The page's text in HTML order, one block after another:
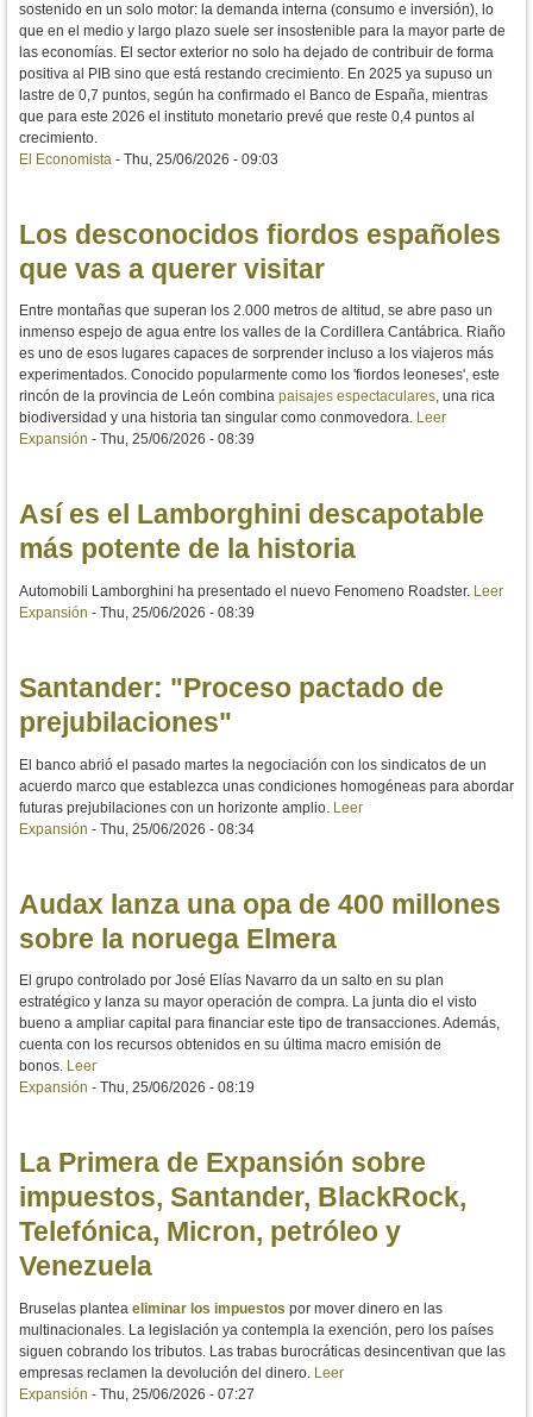
sostenido en un solo motor: la demanda interna (consumo e inversión), lo
que en el medio y largo plazo suele ser insostenible para la mayor parte de
las economías. El sector exterior no solo ha dejado de contribuir de forma
positiva al PIB sino que está restando crecimiento. En 2025 ya supuso un
lastre de 0,7 puntos, según ha confirmado el Banco de España, mientras
que para este 2026 el instituto monetario prevé que reste 0,4 puntos al
crecimiento.
El Economista - Thu, 25/06/2026 - 09:03
Los desconocidos fiordos españoles
que vas a querer visitar
Entre montañas que superan los 2.000 metros de altitud, se abre paso un
inmenso espejo de agua entre los valles de la Cordillera Cantábrica. Riaño
es uno de esos lugares capaces de sorprender incluso a los viajeros más
experimentados. Conocido popularmente como los 'fiordos leoneses', este
rincón de la provincia de León combina paisajes espectaculares, una rica
biodiversidad y una historia tan singular como conmovedora. Leer
Expansión - Thu, 25/06/2026 - 08:39
Así es el Lamborghini descapotable
más potente de la historia
Automobili Lamborghini ha presentado el nuevo Fenomeno Roadster. Leer
Expansión - Thu, 25/06/2026 - 08:39
Santander: "Proceso pactado de
prejubilaciones"
El banco abrió el pasado martes la negociación con los sindicatos de un
acuerdo marco que establezca unas condiciones homogéneas para abordar
futuras prejubilaciones con un horizonte amplio. Leer
Expansión - Thu, 25/06/2026 - 08:34
Audax lanza una opa de 400 millones
sobre la noruega Elmera
El grupo controlado por José Elías Navarro da un salto en su plan
estratégico y lanza su mayor operación de compra. La junta dio el visto
bueno a ampliar capital para financiar este tipo de transacciones. Además,
cuenta con los recursos obtenidos en su última macro emisión de
bonos. Leer
Expansión - Thu, 25/06/2026 - 08:19
La Primera de Expansión sobre
impuestos, Santander, BlackRock,
Telefónica, Micron, petróleo y
Venezuela
Bruselas plantea eliminar los impuestos por mover dinero en las
multinacionales. La legislación ya contempla la exención, pero los países
siguen cobrando los tributos. Las trabas burocráticas desincentivan que las
empresas reclamen la devolución del dinero. Leer
Expansión - Thu, 25/06/2026 - 07:27